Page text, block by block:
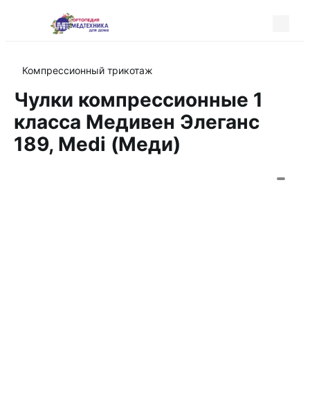
Компрессионный трикотаж
Чулки компрессионные 1
класса Медивен Элеганс
189, Medi (Меди)